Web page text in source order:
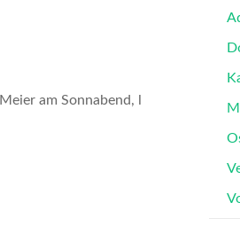
Meier am Sonnabend, l